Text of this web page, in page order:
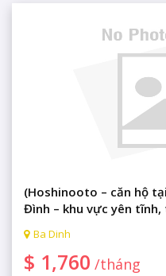
(Hoshinooto – căn hộ
Đình – khu vực yên
Ba Dinh
$ 1,760 /tháng